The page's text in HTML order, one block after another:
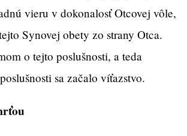
vieru v dokonalosť Otcovej vôle,
Synovej obety zo strany Otca.
o tejto poslušnosti, a teda
sa začalo víťazstvo.